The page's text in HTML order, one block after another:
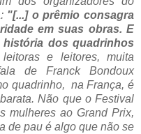
"[...] o prêmio consagra
em suas obras. E
dos quadrinhos
e leitores, muita
de Franck Bondoux
quadrinho, na França, é
Não que o Festival
mulheres ao Grand Prix,
de pau é algo que não se